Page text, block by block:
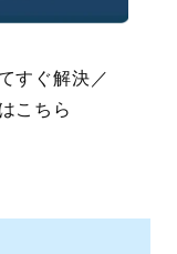
すぐ解決／
こちら